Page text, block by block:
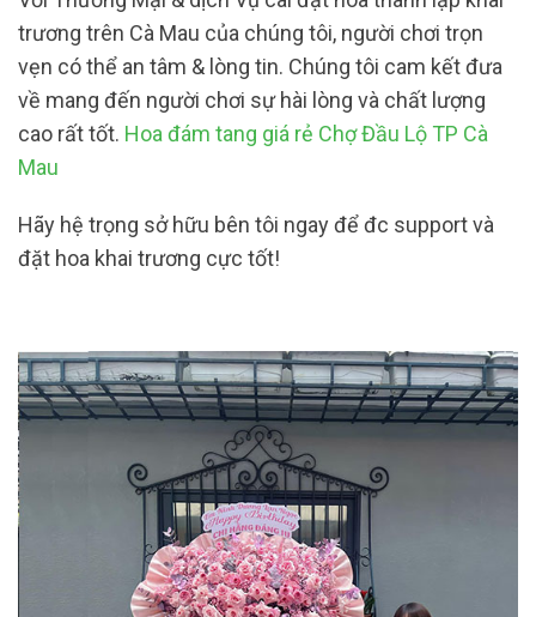
trương trên Cà Mau của chúng tôi, người chơi trọn
vẹn có thể an tâm & lòng tin. Chúng tôi cam kết đưa
về mang đến người chơi sự hài lòng và chất lượng
cao rất tốt. Hoa đám tang giá rẻ Chợ Đầu Lộ TP Cà
Mau
Hãy hệ trọng sở hữu bên tôi ngay để đc support và
đặt hoa khai trương cực tốt!